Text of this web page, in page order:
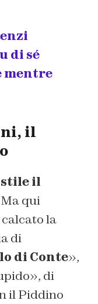
di sé
mentre
il
stile il
Ma qui
la
di
di Conte»,
di
il Piddino